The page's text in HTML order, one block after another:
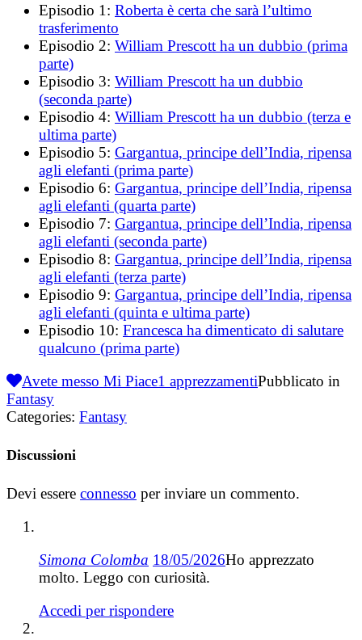
Episodio 1: Roberta è certa che sarà l’ultimo
trasferimento
Episodio 2: William Prescott ha un dubbio (prima
parte)
Episodio 3: William Prescott ha un dubbio
(seconda parte)
Episodio 4: William Prescott ha un dubbio (terza e
ultima parte)
Episodio 5: Gargantua, principe dell’India, ripensa
agli elefanti (prima parte)
Episodio 6: Gargantua, principe dell’India, ripensa
agli elefanti (quarta parte)
Episodio 7: Gargantua, principe dell’India, ripensa
agli elefanti (seconda parte)
Episodio 8: Gargantua, principe dell’India, ripensa
agli elefanti (terza parte)
Episodio 9: Gargantua, principe dell’India, ripensa
agli elefanti (quinta e ultima parte)
Episodio 10: Francesca ha dimenticato di salutare
qualcuno (prima parte)
Avete messo Mi Piace1 apprezzamentiPubblicato in
Fantasy
Categories: Fantasy
Discussioni
Devi essere connesso per inviare un commento.
Simona Colomba 18/05/2026Ho apprezzato
molto. Leggo con curiosità.
Accedi per rispondere